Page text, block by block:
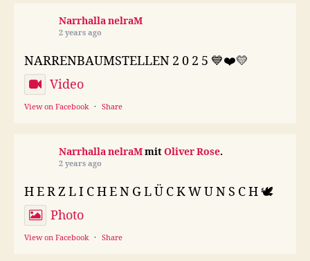
Narrhalla nelraM
2 years ago
NARRENBAUMSTELLEN 2 0 2 5 💙❤️💛
Video
View on Facebook · Share
Narrhalla nelraMmitOliver Rose.
2 years ago
H E R Z L I C H E N G L Ü C K W U N S C H 🕊️
Photo
View on Facebook · Share